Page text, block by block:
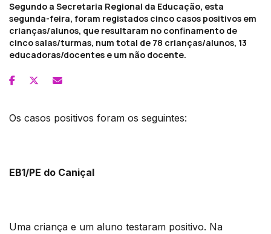
Segundo a Secretaria Regional da Educação, esta
segunda-feira, foram registados cinco casos positivos em
crianças/alunos, que resultaram no confinamento de
cinco salas/turmas, num total de 78 crianças/alunos, 13
educadoras/docentes e um não docente.
Os casos positivos foram os seguintes:
EB1/PE do Caniçal
Uma criança e um aluno testaram positivo. Na